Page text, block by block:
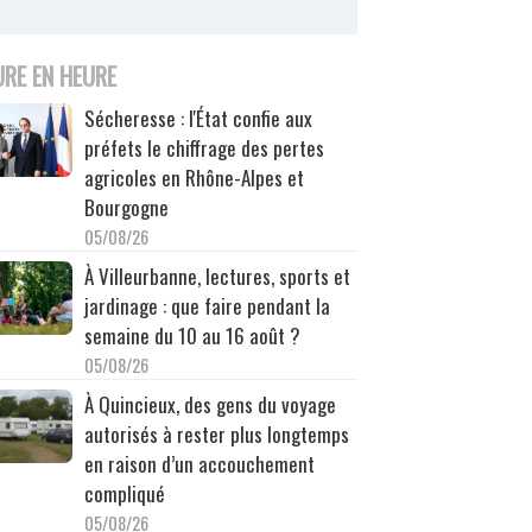
EN HEURE
Sécheresse : l'État confie aux
préfets le chiffrage des pertes
agricoles en Rhône-Alpes et
Bourgogne
05/08/26
À Villeurbanne, lectures, sports et
jardinage : que faire pendant la
semaine du 10 au 16 août ?
05/08/26
À Quincieux, des gens du voyage
autorisés à rester plus longtemps
en raison d’un accouchement
compliqué
05/08/26